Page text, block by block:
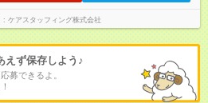
ケアスタッフィング株式会社
えず保存しよう♪
募できるよ。